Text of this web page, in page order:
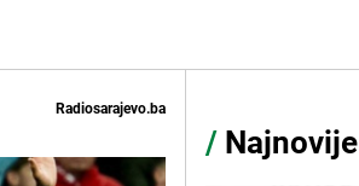
Radiosarajevo.ba
/ Najnovije